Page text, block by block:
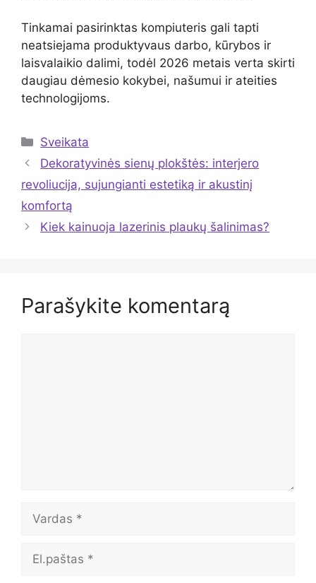
Tinkamai pasirinktas kompiuteris gali tapti
neatsiejama produktyvaus darbo, kūrybos ir
laisvalaikio dalimi, todėl 2026 metais verta skirti
daugiau dėmesio kokybei, našumui ir ateities
technologijoms.
Kategorijos
Sveikata
Dekoratyvinės sienų plokštės: interjero
revoliucija, sujungianti estetiką ir akustinį
komfortą
Kiek kainuoja lazerinis plaukų šalinimas?
Parašykite komentarą